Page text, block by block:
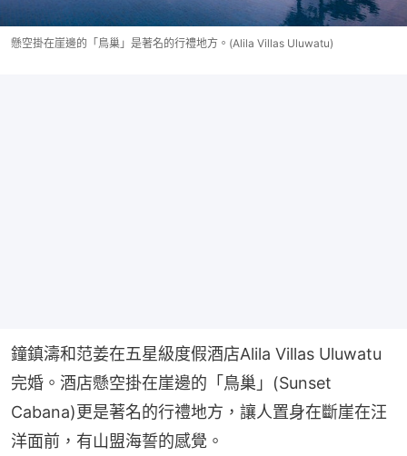
懸空掛在崖邊的「鳥巢」是著名的行禮地方。(Alila Villas Uluwatu)
鐘鎮濤和范姜在五星級度假酒店Alila Villas Uluwatu
完婚。酒店懸空掛在崖邊的「鳥巢」(Sunset
Cabana)更是著名的行禮地方，讓人置身在斷崖在汪
洋面前，有山盟海誓的感覺。